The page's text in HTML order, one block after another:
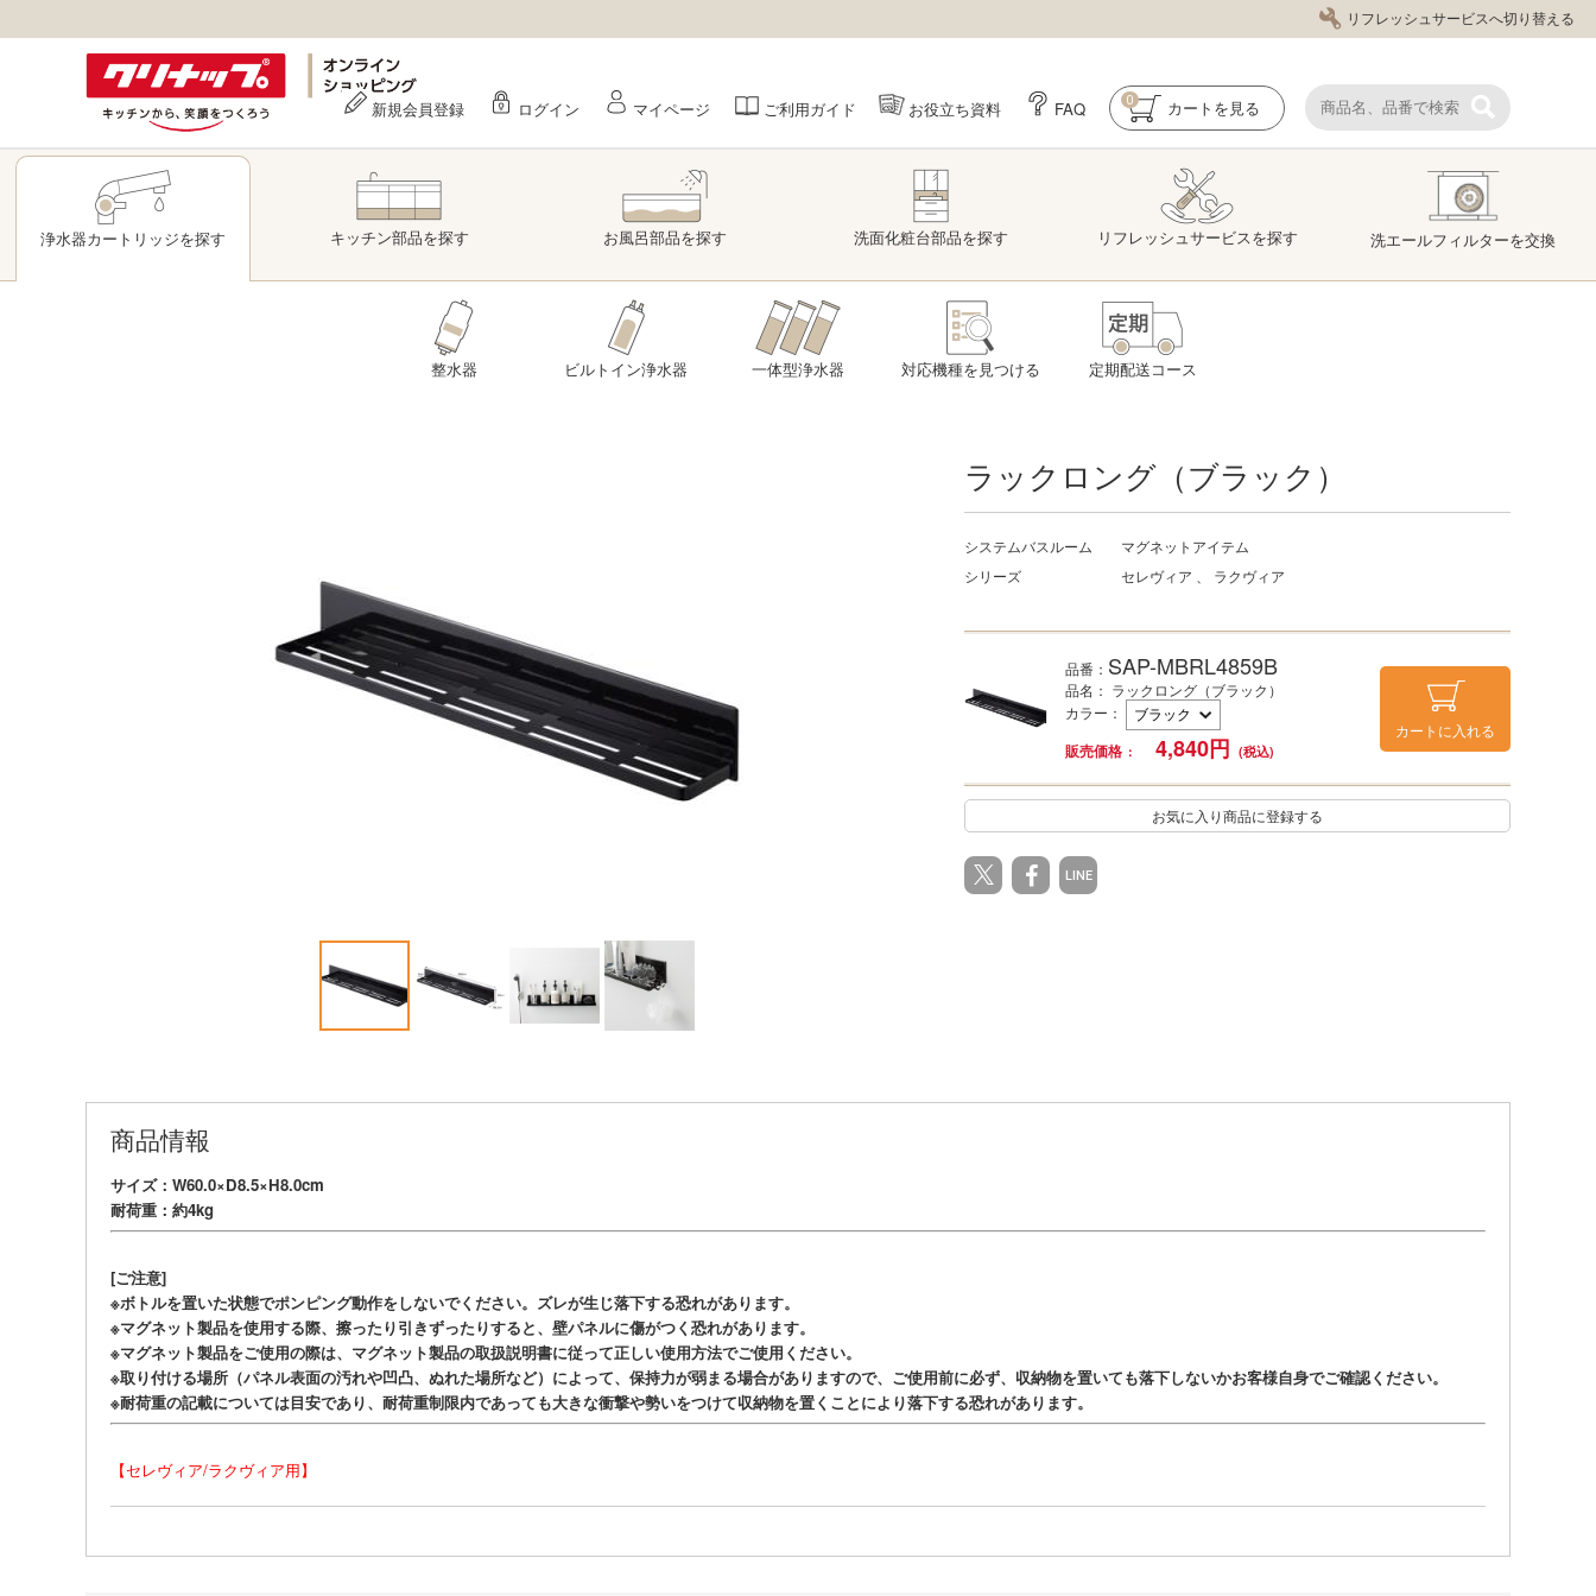
リフレッシュサービスへ切り替える
新規会員登録 ログイン マイページ ご利用ガイド お役立ち資料 FAQ カート を見る
0
浄水器カートリッジを探す キッチン部品を探す お風呂部品を探す 洗面化粧台部品を探す リフレッシュサービスを探す 洗エールフィルターを交換
整水器 ビルトイン浄水器 一体型浄水器 対応機種を見つける 定期配送コース
ラックロング（ブラック）
システムバスルーム
マグネットアイテム
シリーズ
セレヴィア ラクヴィア
品番： SAP-MBRL4859B
品名： ラックロング（ブラック）
カラー ：
販売価格
4,840円
カートに入れる
お気に入り商品に登録する
LINE
商品情報
サイズ：W60.0×D8.5×H8.0cm
耐荷重：約4kg
[ご注意]
※ボトルを置いた状態でポンピング動作をしないでください。ズレが生じ落下する恐れがあります。
※マグネット製品を使用する際、擦ったり引きずったりすると、壁パネルに傷がつく恐れがあります。
※マグネット製品をご使用の際は、マグネット製品の取扱説明書に従って正しい使用方法でご使用ください。
※取り付ける場所（パネル表面の汚れや凹凸、ぬれた場所など）によって、保持力が弱まる場合がありますので、ご使用前に必ず、収納物を置いても落下しないかお客様自身でご確認ください。
※耐荷重の記載については目安であり、耐荷重制限内であっても大きな衝撃や勢いをつけて収納物を置くことにより落下する恐れがあります。
【セレヴィア/ラクヴィア用】